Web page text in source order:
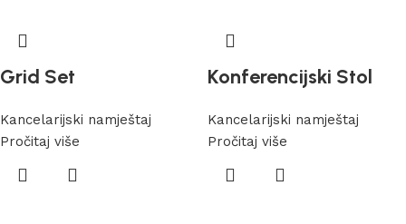
Grid Set
Kancelarijski namještaj
Pročitaj više
Konferencijski Stol
Kancelarijski namještaj
Pročitaj više